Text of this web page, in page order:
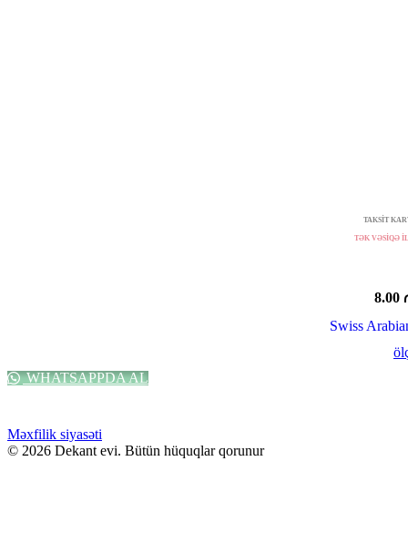
TAKSİT
TƏK VƏSİQƏ
8.00
Swiss
WHATSAPPDA AL
Məxfilik siyasəti
© 2026 Dekant evi. Bütün hüquqlar qorunur